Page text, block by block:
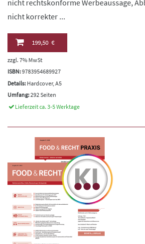
nicht rechtskonforme Werbeaussage,
nicht korrekter ...
199,50 €
zzgl. 7% MwSt
ISBN:9783954689927
Details: Hardcover, A5
Umfang:292 Seiten
Lieferzeit ca. 3-5 Werktage